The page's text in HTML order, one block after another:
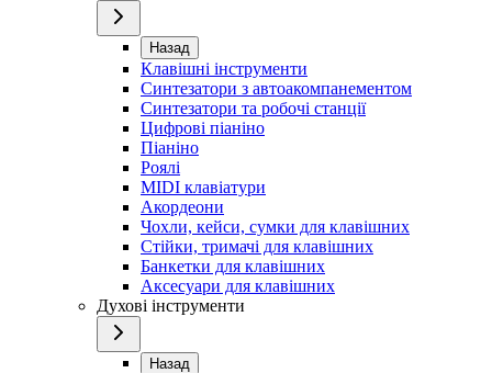
Назад
Клавішні інструменти
Синтезатори з автоакомпанементом
Синтезатори та робочі станції
Цифрові піаніно
Піаніно
Роялі
MIDI клавіатури
Акордеони
Чохли, кейси, сумки для клавішних
Стійки, тримачі для клавішних
Банкетки для клавішних
Аксесуари для клавішних
Духові інструменти
Назад